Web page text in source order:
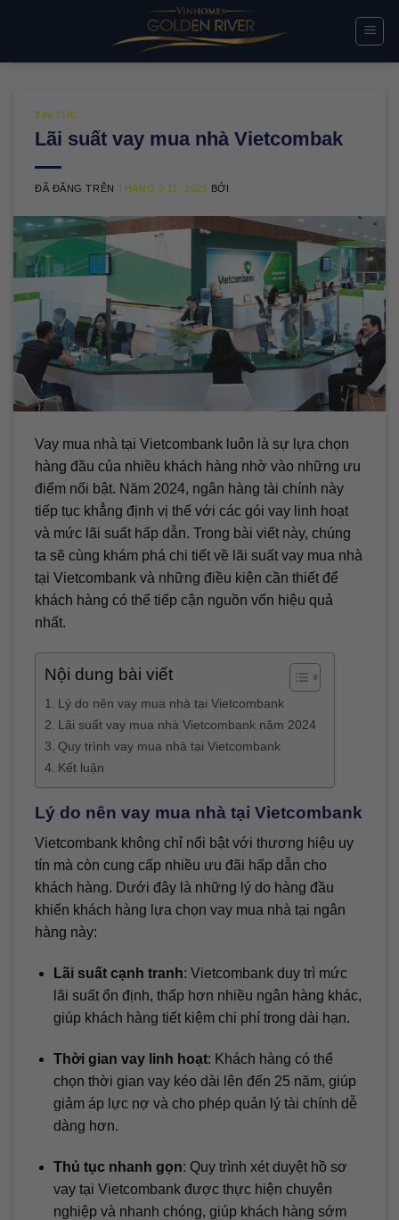
TIN TỨC
Lãi suất vay mua nhà Vietcombak
ĐÃ ĐĂNG TRÊNTHÁNG 3 11, 2025 BỞI
Vay mua nhà tại Vietcombank luôn là sự lựa chọn
hàng đầu của nhiều khách hàng nhờ vào những ưu
điểm nổi bật. Năm 2024, ngân hàng tài chính này
tiếp tục khẳng định vị thế với các gói vay linh hoạt
và mức lãi suất hấp dẫn. Trong bài viết này, chúng
ta sẽ cùng khám phá chi tiết về lãi suất vay mua nhà
tại Vietcombank và những điều kiện cần thiết để
khách hàng có thể tiếp cận nguồn vốn hiệu quả
nhất.
Nội dung bài viết
Lý do nên vay mua nhà tại Vietcombank
Lãi suất vay mua nhà Vietcombank năm 2024
Quy trình vay mua nhà tại Vietcombank
Kết luận
Lý do nên vay mua nhà tại Vietcombank
Vietcombank không chỉ nổi bật với thương hiệu uy
tín mà còn cung cấp nhiều ưu đãi hấp dẫn cho
khách hàng. Dưới đây là những lý do hàng đầu
khiến khách hàng lựa chọn vay mua nhà tại ngân
hàng này:
Lãi suất cạnh tranh: Vietcombank duy trì mức
lãi suất ổn định, thấp hơn nhiều ngân hàng khác,
giúp khách hàng tiết kiệm chi phí trong dài hạn.
Thời gian vay linh hoạt: Khách hàng có thể
chọn thời gian vay kéo dài lên đến 25 năm, giúp
giảm áp lực nợ và cho phép quản lý tài chính dễ
dàng hơn.
Thủ tục nhanh gọn: Quy trình xét duyệt hồ sơ
vay tại Vietcombank được thực hiện chuyên
nghiệp và nhanh chóng, giúp khách hàng sớm